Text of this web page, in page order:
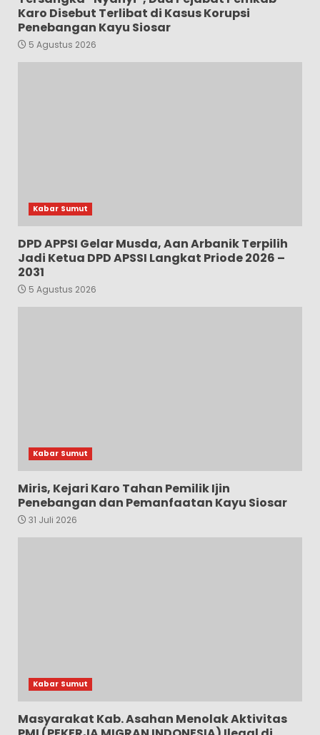
Karo Disebut Terlibat di Kasus Korupsi
Penebangan Kayu Siosar
5 Agustus 2026
Kabar Sumut
DPD APPSI Gelar Musda, Aan Arbanik Terpilih
Jadi Ketua DPD APSSI Langkat Priode 2026 –
2031
5 Agustus 2026
Kabar Sumut
Miris, Kejari Karo Tahan Pemilik Ijin
Penebangan dan Pemanfaatan Kayu Siosar
31 Juli 2026
Kabar Sumut
Masyarakat Kab. Asahan Menolak Aktivitas